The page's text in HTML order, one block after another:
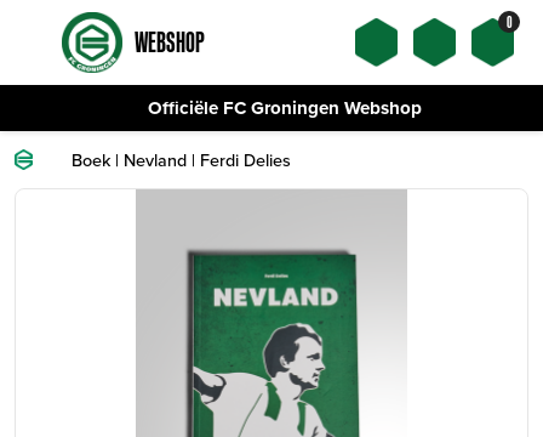
WEBSHOP
0
Officiële FC Groningen Webshop
Boek | Nevland | Ferdi Delies